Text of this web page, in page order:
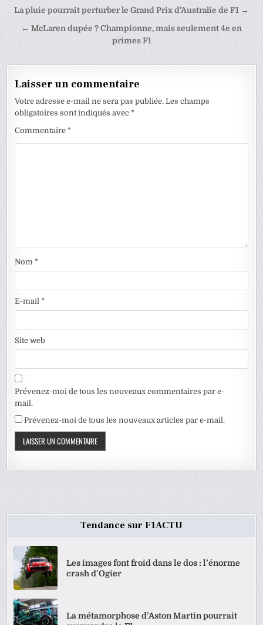
Navigation
de
La pluie pourrait perturber le Grand Prix d’Australie de F1 →
← McLaren dupée ? Championne, mais seulement 4e en
primes F1
Laisser un commentaire
Votre adresse e-mail ne sera pas publiée. Les champs
obligatoires sont indiqués avec*
Commentaire*
Nom*
E-mail*
Site web
Prévenez-moi de tous les nouveaux commentaires par e-
mail.
Prévenez-moi de tous les nouveaux articles par e-mail.
Tendance sur F1ACTU
Les images font froid dans le dos : l’énorme
crash d’Ogier
La métamorphose d’Aston Martin pourrait